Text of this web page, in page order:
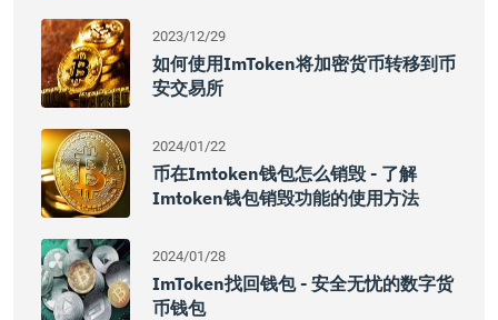
2023/12/29
如何使用imToken将加密货币转移到币
安交易所
2024/01/22
币在imtoken钱包怎么销毁 - 了解
Imtoken钱包销毁功能的使用方法
2024/01/28
ImToken找回钱包 - 安全无忧的数字货
币钱包